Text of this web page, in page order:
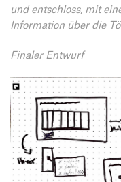
und entschloss, mit
Information über die
Finaler Entwurf